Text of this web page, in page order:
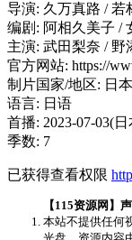
导演: 久万真路 / 若
编剧: 阿相久美子 /
主演: 武田梨奈 / 野
官方网站: https://
制片国家/地区: 日本
语言: 日语
首播: 2023-07-03(日
季数: 7
已获得查看权限
【115资源网】
本站不提供任何